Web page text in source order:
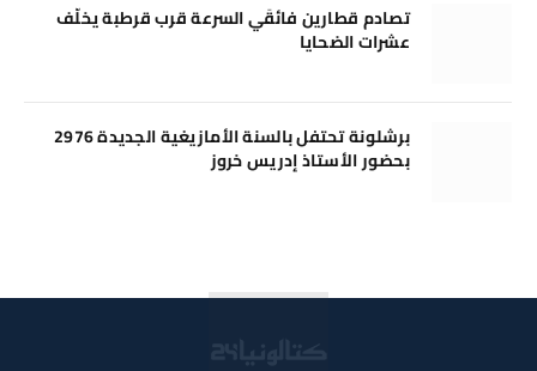
تصادم قطارين فائقَي السرعة قرب قرطبة يخلّف
عشرات الضحايا
برشلونة تحتفل بالسنة الأمازيغية الجديدة 2976
بحضور الأستاذ إدريس خروز